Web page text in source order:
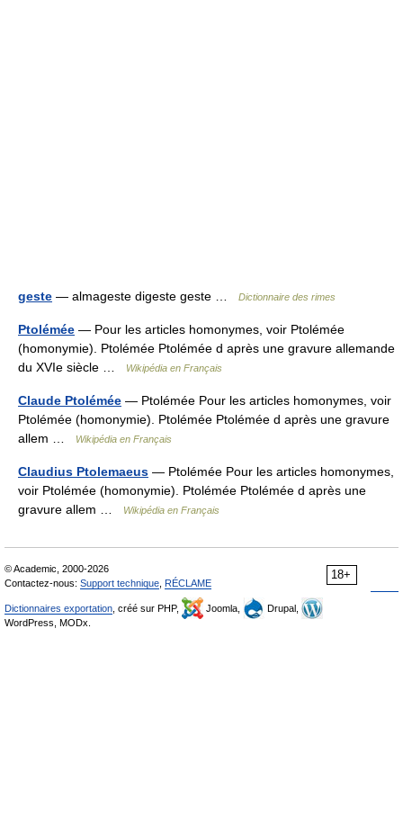
geste — almageste digeste geste … Dictionnaire des rimes
Ptolémée — Pour les articles homonymes, voir Ptolémée
(homonymie). Ptolémée Ptolémée d après une gravure allemande
du XVIe siècle …
Wikipédia en Français
Claude Ptolémée — Ptolémée Pour les articles homonymes, voir
Ptolémée (homonymie). Ptolémée Ptolémée d après une gravure
allem …
Wikipédia en Français
Claudius Ptolemaeus — Ptolémée Pour les articles homonymes,
voir Ptolémée (homonymie). Ptolémée Ptolémée d après une
gravure allem …
Wikipédia en Français
18+
© Academic, 2000-2026
Contactez-nous: Support technique RÉCLAME
Dictionnaires exportation , créé sur PHP, Joomla,
Drupal,
WordPress, MODx.